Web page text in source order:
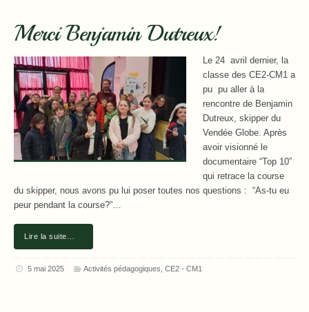
Merci Benjamin Dutreux!
Le 24 avril dernier, la
classe des CE2-CM1 a
pu pu aller à la
rencontre de Benjamin
Dutreux, skipper du
Vendée Globe. Après
avoir visionné le
documentaire “Top 10”
qui retrace la course
du skipper, nous avons pu lui poser toutes nos questions : “As-tu eu
peur pendant la course?”…
Lire la suite…
5 mai 2025 Activités pédagogiques,CE2 - CM1